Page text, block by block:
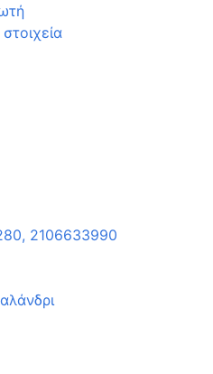
2106633990